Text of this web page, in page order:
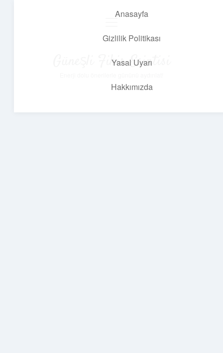
Anasayfa
Gizlilik Politikası
Yasal Uyarı
Hakkımızda
Güneşli Fikir Esintisi